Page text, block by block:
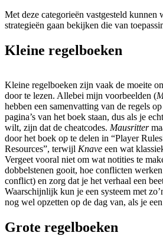
Met deze categorieën vastgesteld kunnen
strategieën gaan bekijken die van
Kleine regelboeken
Kleine regelboeken zijn vaak de moeite
door te lezen. Allebei mijn voorbeelden (
hebben een samenvatting van de regels
pagina’s van het boek staan, dus als je
wilt, zijn dat de cheatcodes. Mausritter
door het boek op te delen in “Player
Resources”, terwijl Knave een wat
Vergeet vooral niet om wat notities te
dobbelstenen gooit, hoe conflicten
conflict) en zorg dat je het verhaal een
Waarschijnlijk kun je een systeem met
nog wel opzetten op de dag van, als je
Grote regelboeken